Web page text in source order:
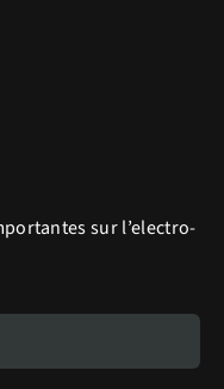
sur l’electro-